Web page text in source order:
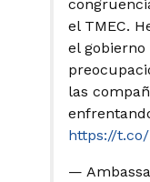
el TMEC.
el gobierno
las
https://t.co/
—